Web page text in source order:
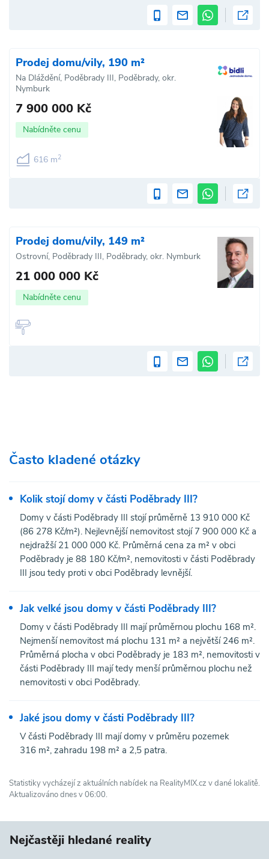
Prodej domu/vily, 190 m²
Na Dláždění, Poděbrady III, Poděbrady, okr.
Nymburk
7 900 000 Kč
Nabídněte cenu
616 m2
Prodej domu/vily, 149 m²
Ostrovní, Poděbrady III, Poděbrady, okr. Nymburk
21 000 000 Kč
Nabídněte cenu
Často kladené otázky
Kolik stojí domy v části Poděbrady III?
Domy v části Poděbrady III stojí průměrně 13 910 000 Kč
(86 278 Kč/m²). Nejlevnější nemovitost stojí 7 900 000 Kč a
nejdražší 21 000 000 Kč. Průměrná cena za m² v obci
Poděbrady je 88 180 Kč/m², nemovitosti v části Poděbrady
III jsou tedy proti v obci Poděbrady levnější.
Jak velké jsou domy v části Poděbrady III?
Domy v části Poděbrady III mají průměrnou plochu 168 m².
Nejmenší nemovitost má plochu 131 m² a největší 246 m².
Průměrná plocha v obci Poděbrady je 183 m², nemovitosti v
části Poděbrady III mají tedy menší průměrnou plochu než
nemovitosti v obci Poděbrady.
Jaké jsou domy v části Poděbrady III?
V části Poděbrady III mají domy v průměru pozemek
316 m², zahradu 198 m² a 2,5 patra.
Statistiky vycházejí z aktuálních nabídek na RealityMIX.cz v dané lokalitě.
Aktualizováno dnes v 06:00.
Nejčastěji hledané reality